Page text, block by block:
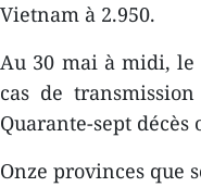
Vietnam à 2.950.
Au 30 mai à midi, le
cas de
Quarante-sept décès
Onze provinces que